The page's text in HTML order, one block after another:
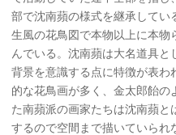
部で沈南蘋の様式を継承してい
生風の花鳥図で本物以上に本
んでいる。沈南蘋は大名道具と
背景を意識する点に特徴が表わ
的な花鳥画が多く、金太郎飴の
た南蘋派の画家たちは沈南蘋と
するので空間まで描いていられ